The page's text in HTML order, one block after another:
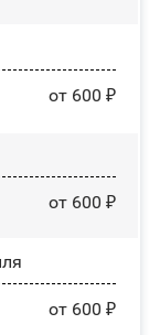
от 600 ₽
от 600 ₽
от 600 ₽